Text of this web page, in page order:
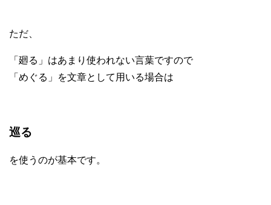
ただ、
「廻る」はあまり使われない言葉ですので
「めぐる」を文章として用いる場合は
巡る
を使うのが基本です。